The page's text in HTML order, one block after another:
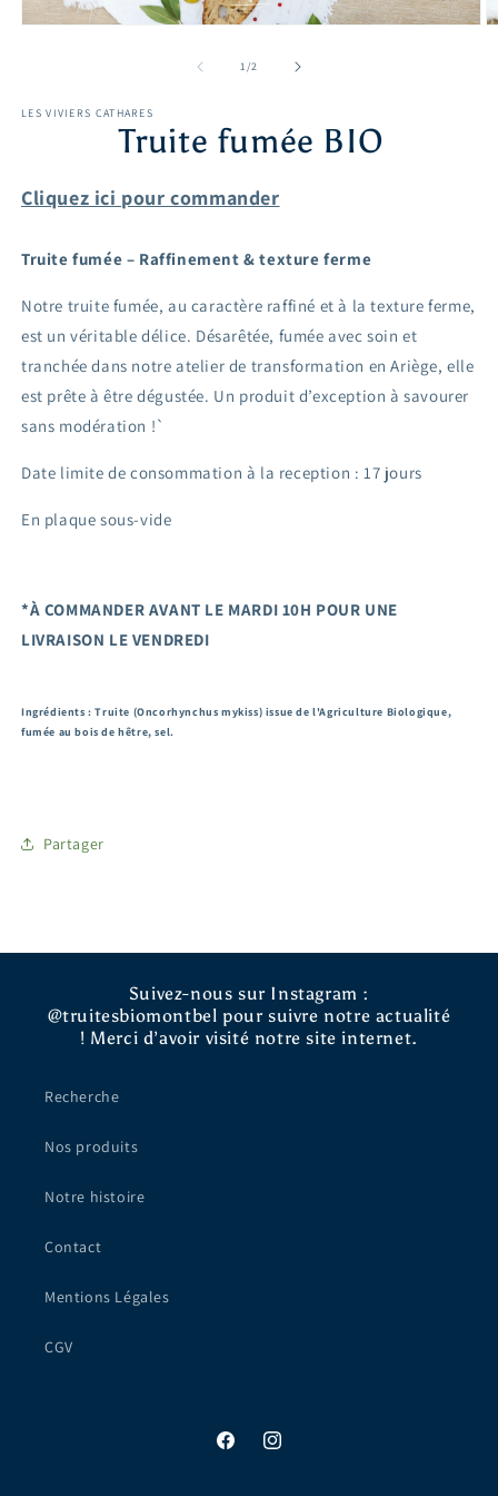
1/de2
LES VIVIERS CATHARES
Truite fumée BIO
Cliquez ici pour commander
Truite fumée – Raffinement & texture ferme
Notre truite fumée, au caractère raffiné et à la texture ferme,
est un véritable délice. Désarêtée, fumée avec soin et
tranchée dans notre atelier de transformation en Ariège, elle
est prête à être dégustée. Un produit d’exception à savourer
sans modération !`
Date limite de consommation à la reception : 17 jours
En plaque sous-vide
*À COMMANDER AVANT LE MARDI 10H POUR UNE
LIVRAISON LE VENDREDI
Ingrédients : Truite (Oncorhynchus mykiss) issue de l'Agriculture Biologique,
fumée au bois de hêtre, sel.
Partager
Suivez-nous sur Instagram :
@truitesbiomontbel pour suivre notre actualité
! Merci d’avoir visité notre site internet.
Recherche
Nos produits
Notre histoire
Contact
Mentions Légales
CGV
FacebookInstagram